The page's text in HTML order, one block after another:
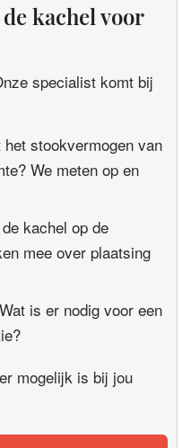
kachel voor
specialist komt bij
het stookvermogen van
We meten op en
kachel op de
mee over plaatsing
is er nodig voor een
mogelijk is bij jou